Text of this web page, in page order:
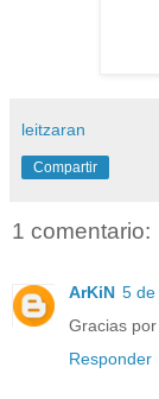
leitzaran
Compartir
1 comentario:
ArKiN 5 de
Gracias
Responder